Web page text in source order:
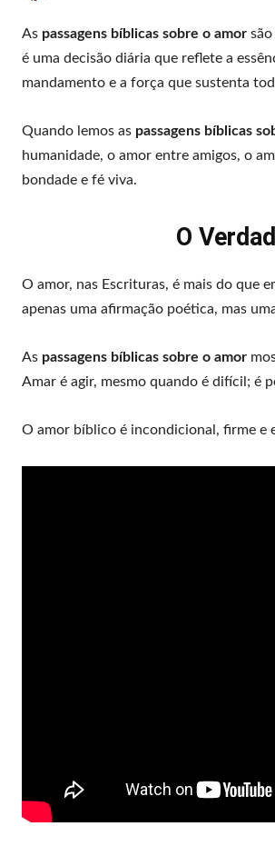
As passagens bíblicas sobre o amor
é uma decisão diária que reflete a
mandamento e a força que sustenta
Quando lemos as passagens bíblicas
humanidade, o amor entre amigos, o
bondade e fé viva.
O
O amor, nas Escrituras, é mais do que
apenas uma afirmação poética, mas
As passagens bíblicas sobre o amor
Amar é agir, mesmo quando é difícil; é
O amor bíblico é incondicional, firme e